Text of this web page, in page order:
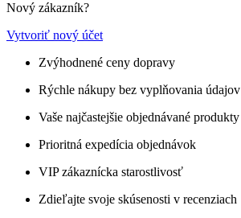
Nový zákazník?
Vytvoriť nový účet
Zvýhodnené ceny dopravy
Rýchle nákupy bez vyplňovania údajov
Vaše najčastejšie objednávané produkty
Prioritná expedícia objednávok
VIP zákaznícka starostlivosť
Zdieľajte svoje skúsenosti v recenziach